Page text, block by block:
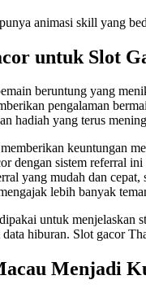
animasi skill yang
untuk Slot
beruntung yang
pengalaman
hadiah yang terus
keuntungan
dengan sistem referral
yang mudah dan
lebih banyak
untuk menjelaskan
data hiburan. Slot gacor
Menjadi